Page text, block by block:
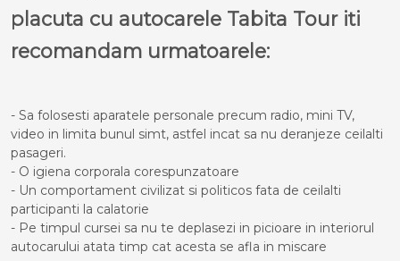
placuta cu autocarele Tabita Tour iti
recomandam urmatoarele:
- Sa folosesti aparatele personale precum radio, mini TV,
video in limita bunul simt, astfel incat sa nu deranjeze ceilalti
pasageri.
- O igiena corporala corespunzatoare
- Un comportament civilizat si politicos fata de ceilalti
participanti la calatorie
- Pe timpul cursei sa nu te deplasezi in picioare in interiorul
autocarului atata timp cat acesta se afla in miscare